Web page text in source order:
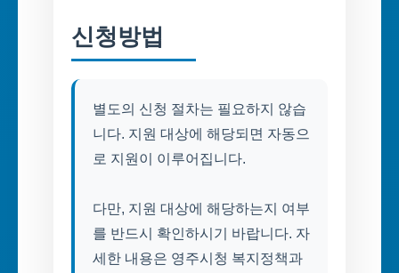
신청방법
별도의 신청 절차는 필요하지 않습
니다. 지원 대상에 해당되면 자동으
로 지원이 이루어집니다.
다만, 지원 대상에 해당하는지 여부
를 반드시 확인하시기 바랍니다. 자
세한 내용은 영주시청 복지정책과